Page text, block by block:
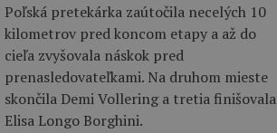
Poľská pretekárka zaútočila necelých 10
kilometrov pred koncom etapy a až do
cieľa zvyšovala náskok pred
prenasledovateľkami. Na druhom mieste
skončila Demi Vollering a tretia finišovala
Elisa Longo Borghini.